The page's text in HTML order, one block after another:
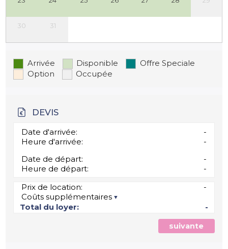
30 31
Arrivée Disponible
Offre Speciale
Option
Occupée
DEVIS
Date d'arrivée:
-
Heure d'arrivée:
-
Date de départ:
-
Heure de départ:
-
Prix de location:
-
Coûts supplémentaires
Total du loyer:
-
suivante